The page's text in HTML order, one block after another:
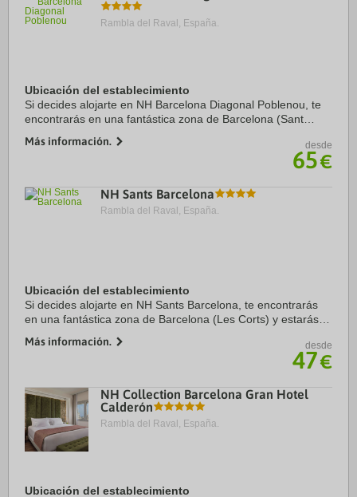
Rambla del Raval, España.
Ubicación del establecimiento
Si decides alojarte en NH Barcelona Diagonal Poblenou, te
encontrarás en una fantástica zona de Barcelona (Sant
Sagrada Familia y Plaza de Catalunya. ...
Más información. desde
65€
NH Sants Barcelona
Rambla del Raval, España.
Ubicación del establecimiento
Si decides alojarte en NH Sants Barcelona, te encontrarás
en una fantástica zona de Barcelona (Les Corts) y estarás a
Paseo de Gracia. Además, este ...
Más información. desde
47€
NH Collection Barcelona Gran Hotel
Calderón
Rambla del Raval, España.
Ubicación del establecimiento